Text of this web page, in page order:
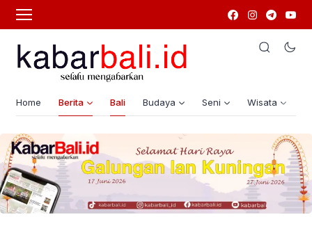
Home Berita Bali Budaya Seni Wisata